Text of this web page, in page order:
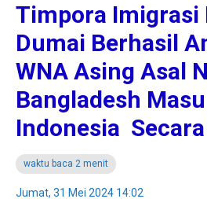
Timpora Imigrasi
Dumai Berhasil
WNA Asing Asal
Bangladesh
Indonesia
waktu baca 2 menit
Jumat, 31 Mei 2024 14:02